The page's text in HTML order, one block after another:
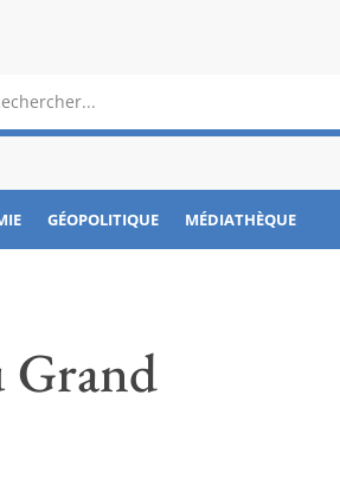
GÉOPOLITIQUE MÉDIATHÈQUE
Grand